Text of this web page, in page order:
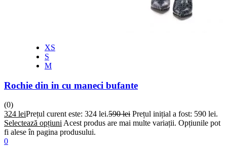
XS
S
M
Rochie din in cu maneci bufante
(0)
324 leiPrețul curent este: 324 lei.590lei Prețul inițial a fost: 590 lei.
Selectează opțiuni Acest produs are mai multe variații. Opțiunile pot
fi alese în pagina produsului.
0